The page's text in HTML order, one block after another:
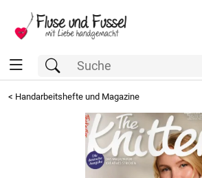
< Handarbeitshefte und Magazine